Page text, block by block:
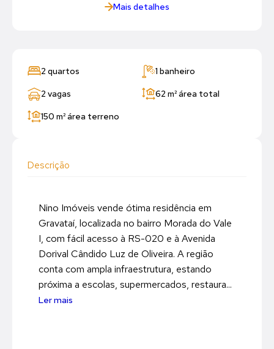
Mais detalhes
2 quartos 1 banheiro
2 vagas 62 m²área total
150 m²área terreno
Descrição
Nino Imóveis vende ótima residência em
Gravataí, localizada no bairro Morada do Vale
I, com fácil acesso à RS-020 e à Avenida
Dorival Cândido Luz de Oliveira. A região
conta com ampla infraestrutura, estando
próxima a escolas, supermercados, restaura...
Ler mais